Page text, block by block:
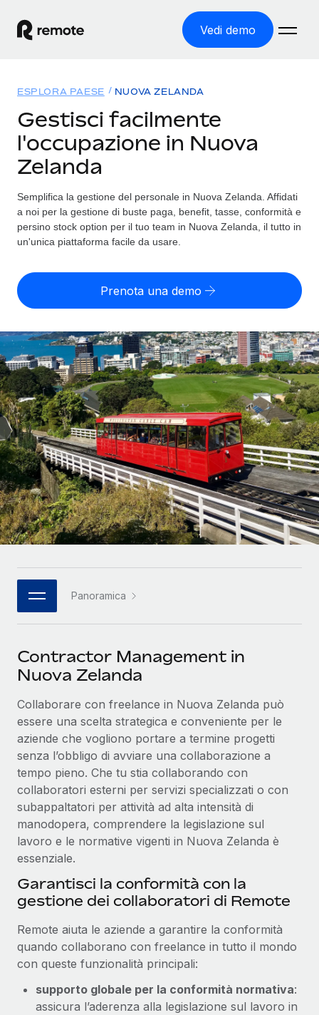
Vedi demo
ASSUMI NEL MONDO
Global Payroll
Employer of Record
Espanditi con zero costi di entità locale
Chiedi a un esperto
Affidati agli esperti per la gestione HR e la
compliance globale
Soluzioni
Ricerca paesi
Trova i servizi di supporto all’impiego per ogni Paese
Confronta Remote
Partner tecnologici strategici
Integra l'HR globale nella tua piattaforma in modo
flessibile
CASE STUDIES
Tariffe
Italiano
English
Nederlands
Français
Deutsch
Español
Italiano
Português (Portugal)
日本語
Login
ESPLORA PAESE NUOVA ZELANDA
Gestisci facilmente
l'occupazione in Nuova
Zelanda
Semplifica la gestione del personale in Nuova Zelanda. Affidati
a noi per la gestione di buste paga, benefit, tasse, conformità e
persino stock option per il tuo team in Nuova Zelanda, il tutto in
un'unica piattaforma facile da usare.
Prenota una demo
Panoramica
Contractor Management in
Nuova Zelanda
Collaborare con freelance in Nuova Zelanda può
essere una scelta strategica e conveniente per le
aziende che vogliono portare a termine progetti
senza l’obbligo di avviare una collaborazione a
tempo pieno. Che tu stia collaborando con
collaboratori esterni per servizi specializzati o con
subappaltatori per attività ad alta intensità di
manodopera, comprendere la legislazione sul
lavoro e le normative vigenti in Nuova Zelanda è
essenziale.
Garantisci la conformità con la
gestione dei collaboratori di Remote
Remote aiuta le aziende a garantire la conformità
quando collaborano con freelance in tutto il mondo
con queste funzionalità principali:
supporto globale per la conformità normativa:
assicura l’aderenza alla legislazione sul lavoro in